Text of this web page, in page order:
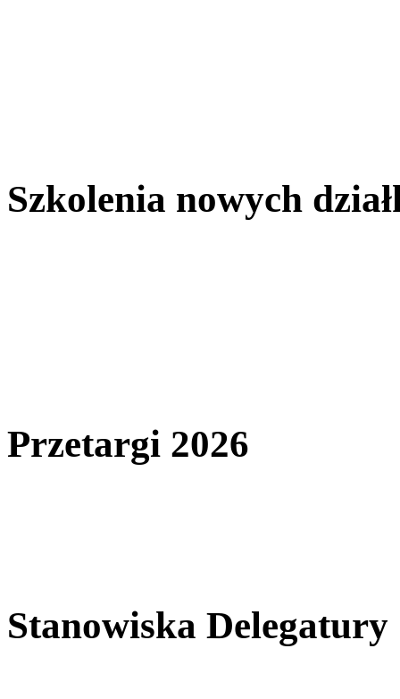
Szkolenia nowych
Przetargi 2026
Stanowiska